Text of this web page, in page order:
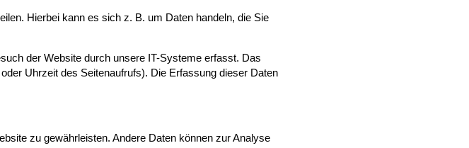
Hierbei kann es sich z. B. um Daten handeln, die Sie
der Website durch unsere IT-Systeme erfasst. Das
Uhrzeit des Seitenaufrufs). Die Erfassung dieser Daten
zu gewährleisten. Andere Daten können zur Analyse